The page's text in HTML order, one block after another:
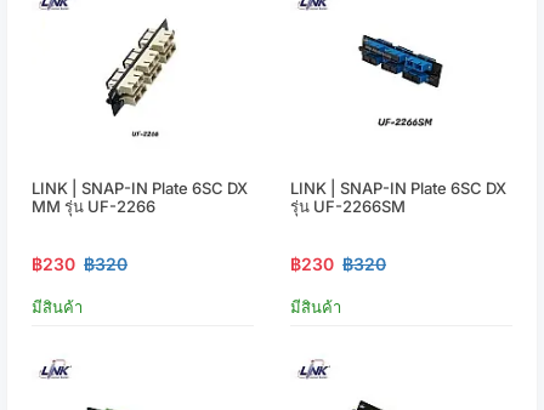
LINK | SNAP-IN Plate 6SC DX
MM รุ่น UF-2266
฿230 ฿320
มีสินค้า
LINK | SNAP-IN Plate 6SC DX
รุ่น UF-2266SM
฿230 ฿320
มีสินค้า